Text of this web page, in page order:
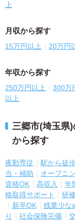
上
月収から探す
15万円以上 20万円
年収から探す
250万円以上 300万
以上
三郷市(埼玉県
から探す
夜勤専従 駅から徒
当・補助
オープニ
資格OK
高収入 年
格取得サポート
研
新卒OK
残業少な
り
社会保険完備